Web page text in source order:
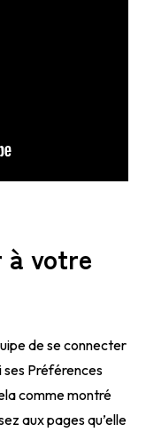
à votre
de se connecter
ses Préférences
comme montré
aux pages qu’elle